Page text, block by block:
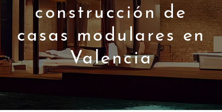
construcción de
casas modulares en
Valencia